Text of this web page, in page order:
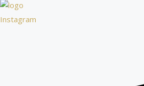
Instagram